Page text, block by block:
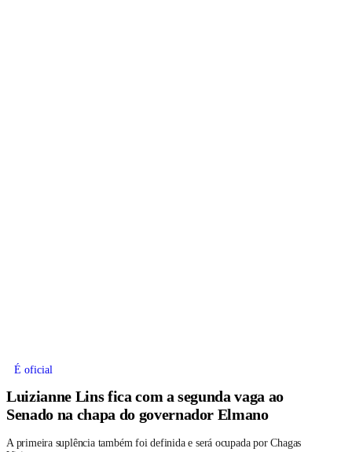
É oficial
Luizianne Lins fica com a segunda vaga ao
Senado na chapa do governador Elmano
A primeira suplência também foi definida e será ocupada por Chagas